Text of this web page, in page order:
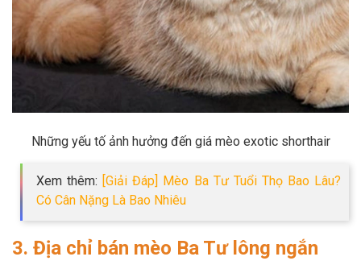
Những yếu tố ảnh hưởng đến giá mèo exotic shorthair
Xem thêm: [Giải Đáp] Mèo Ba Tư Tuổi Thọ Bao Lâu?
Có Cân Nặng Là Bao Nhiêu
3. Địa chỉ bán mèo Ba Tư lông ngắn